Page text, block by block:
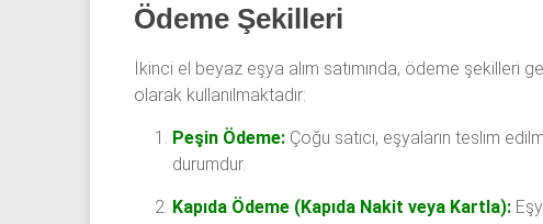
Ödeme Şekilleri
İkinci el beyaz eşya alım satımında, ödeme şekilleri
olarak kullanılmaktadır:
Peşin Ödeme: Çoğu satıcı, eşyaların teslim
durumdur.
Kapıda Ödeme (Kapıda Nakit veya Kartla):